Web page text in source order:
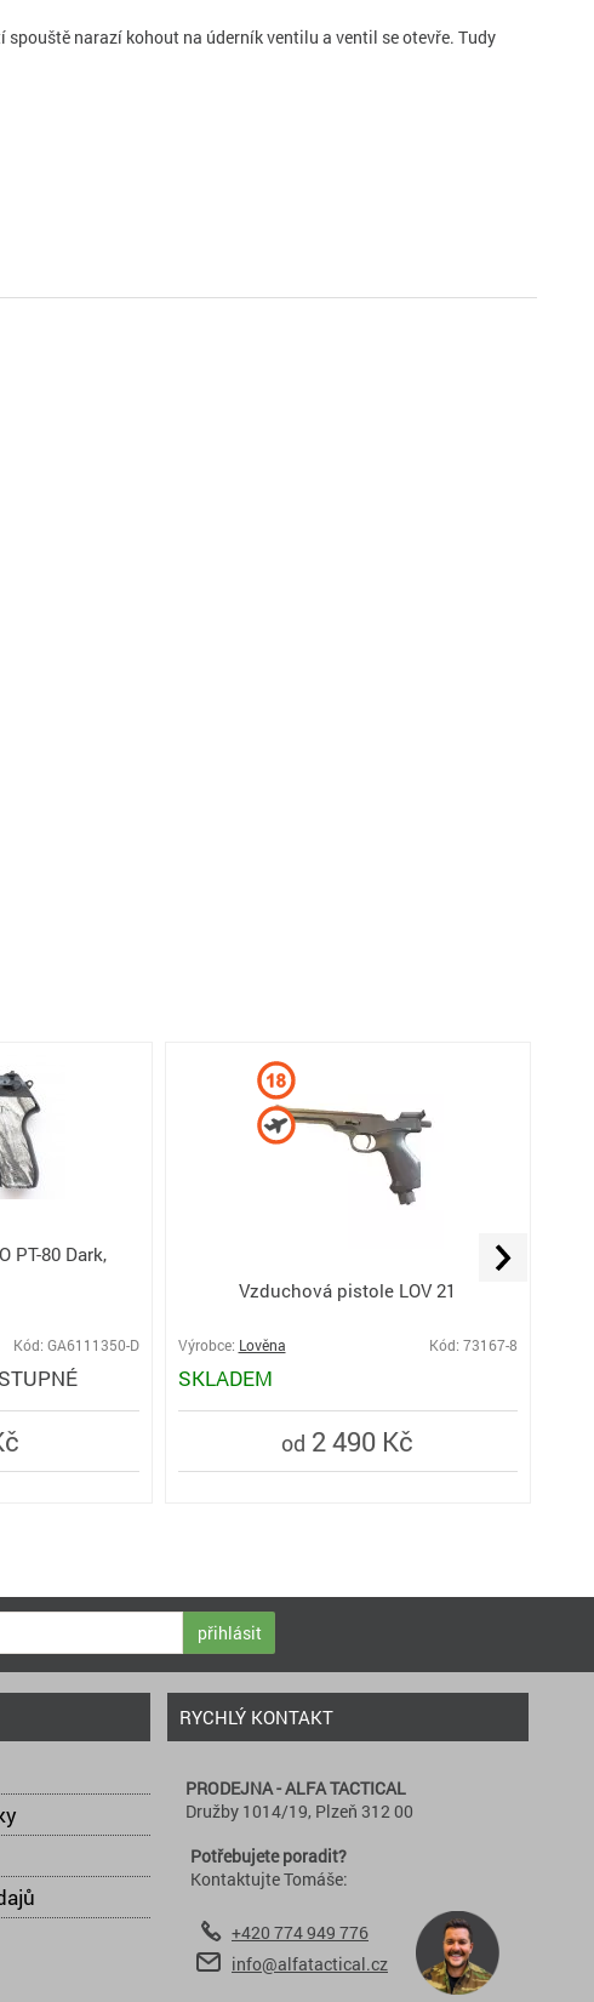
narazí kohout na úderník ventilu a ventil se otevře. Tudy
PT-80 Dark,
Kód: GA6111350-D
Vzduchová pistole LOV 21
Výrobce: Lověna Kód: 73167-8
SKLADEM
od 2 490 Kč
přihlásit
RYCHLÝ KONTAKT
PRODEJNA - ALFA TACTICAL
Družby 1014/19, Plzeň 312 00
Potřebujete poradit?
Kontaktujte Tomáše:
+420 774 949 776
info@alfatactical.cz